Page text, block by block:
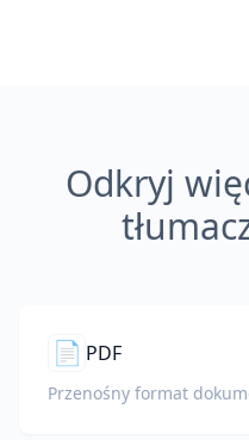
Odkryj
📄 PDF
Przenośny format